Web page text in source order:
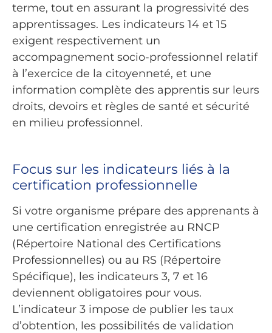
terme, tout en assurant la progressivité des
apprentissages. Les indicateurs 14 et 15
exigent respectivement un
accompagnement socio-professionnel relatif
à l’exercice de la citoyenneté, et une
information complète des apprentis sur leurs
droits, devoirs et règles de santé et sécurité
en milieu professionnel.
Focus sur les indicateurs liés à la
certification professionnelle
Si votre organisme prépare des apprenants à
une certification enregistrée au RNCP
(Répertoire National des Certifications
Professionnelles) ou au RS (Répertoire
Spécifique), les indicateurs 3, 7 et 16
deviennent obligatoires pour vous.
L’indicateur 3 impose de publier les taux
d’obtention, les possibilités de validation